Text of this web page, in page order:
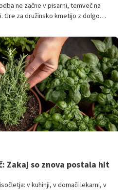
ne začne v pisarni, temveč na
Gre za družinsko kmetijo z dolgo
kako to dediščino razvijati naprej v
se pogovarjali o njihovih začetkih,
izzivih po koncu projekta ter o
podjetništvo, rast in prihodnost.
Zakaj so znova postala hit
v kuhinji, v domači lekarni, v